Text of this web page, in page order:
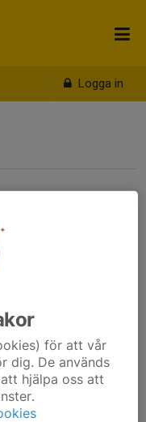
Logga in
för att vår
dig. De används
hjälpa oss att